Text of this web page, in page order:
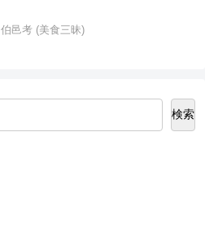
伯邑考 (美食三昧)
検索